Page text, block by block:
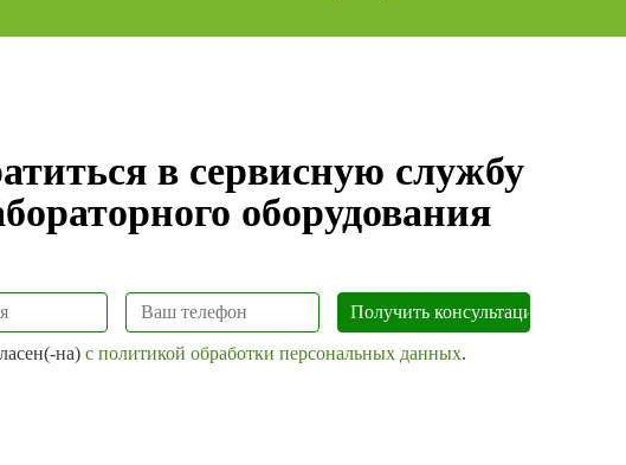
в сервисную службу
оборудования
на) с политикой обработки персональных данных.